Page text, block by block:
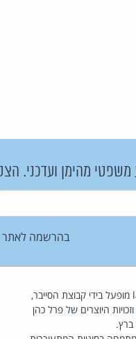
משפטי מהימן ועדכני.
בהרשמה לאתר
law.co.il מופעל בידי קבוצת הסייבר,
היוצרים של פרל כהן